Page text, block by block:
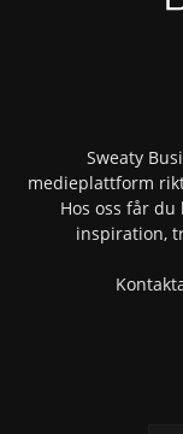
Sweaty
medieplattform
Hos oss får
inspiration,